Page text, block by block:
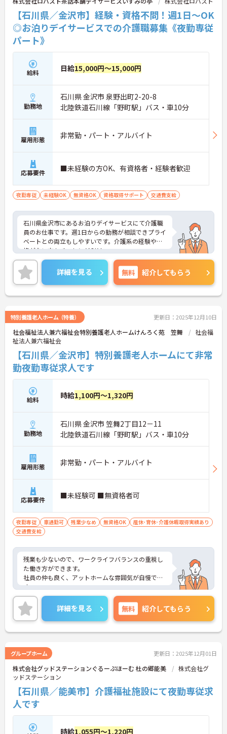
【石川県／金沢市】経験・資格不問！週1日～OK
◎お泊りデイサービスでの介護職募集《夜勤専従
パート》
給料 日給15,000円～15,000円
勤務地
石川県 金沢市 泉野出町2-20-8
北陸鉄道石川線「野町駅」バス・車10分
雇用形態 非常勤・パート・アルバイト
応募要件 ■未経験の方OK、有資格者・経験者歓迎
夜勤専従 未経験OK 無資格OK 資格取得サポート 交通費支給
石川県金沢市にあるお泊りデイサービスにて介護職
員のお仕事です。週1日からの勤務が相談できプライ
ベートとの両立もしやすいです。介護系の経験や資
格がない方もチャレンジOK！
ご興味ある方には、面接対策ポイントなど、さらに
詳細をお話しいたしますのでお気軽にご相談くださ
い。
詳細を見る 無料 紹介してもらう
特別養護老人ホーム（特養） 更新日：2025年12月10日
社会福祉法人兼六福祉会特別養護老人ホームけんろく苑 笠舞
社会福
祉法人兼六福祉会
【石川県／金沢市】特別養護老人ホームにて非常
勤夜勤専従求人です
給料 時給1,100円～1,320円
勤務地
石川県 金沢市 笠舞2丁目12－11
北陸鉄道石川線「野町駅」バス・車10分
雇用形態 非常勤・パート・アルバイト
応募要件 ■未経験可 ■無資格者可
夜勤専従 車通勤可 残業少なめ 無資格OK
産休･育休･介護休暇取得実績あり
交通費支給
残業も少ないので、ワークライフバランスの重視し
た働き方ができます。
社員の仲も良く、アットホームな雰囲気が自慢で
す。
ご興味ある方には、面接対策ポイントなど、詳細を
お話しいたしますのでお気軽にご相談ください。
詳細を見る 無料 紹介してもらう
グループホーム 更新日：2025年12月01日
株式会社グッドステーションぐるーぷほーむ 杜の郷能美
株式会社グ
ッドステーション
【石川県／能美市】介護福祉施設にて夜勤専従求
人です
時給1,055円～1,220円